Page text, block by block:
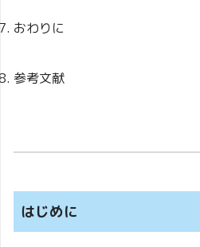
おわりに
参考文献
はじめに